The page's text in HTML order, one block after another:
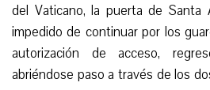
del Vaticano,la puerta de Santa
impedido de continuarpor los
autorización de acceso, regres
abriéndose paso a través de los